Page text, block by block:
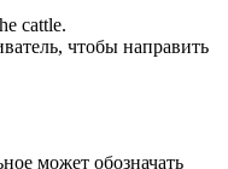
cattle.
чтобы направить
может обозначать